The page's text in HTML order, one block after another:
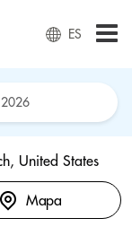
ES
United States
Mapa